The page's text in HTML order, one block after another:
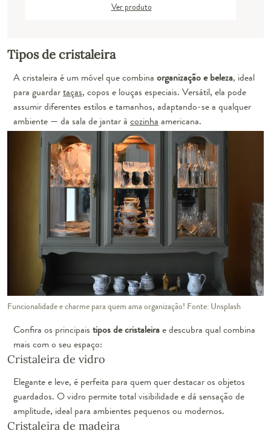
Ver produto
Tipos de cristaleira
A cristaleira é um móvel que combina organização e beleza, ideal
para guardartaças, copos e louças especiais. Versátil, ela pode
assumir diferentes estilos e tamanhos, adaptando-se a qualquer
ambiente — da sala de jantar à cozinha americana.
Funcionalidade e charme para quem ama organização! Fonte: Unsplash
Confira os principais tipos de cristaleirae descubra qual combina
mais com o seu espaço:
Cristaleira de vidro
Elegante e leve, é perfeita para quem quer destacar os objetos
guardados. O vidro permite total visibilidade e dá sensação de
amplitude, ideal para ambientes pequenos ou modernos.
Cristaleira de madeira